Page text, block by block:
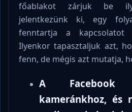
főablakot zárjuk be
jelentkezünk ki, egy
fenntartja a kapcsolatot
Ilyenkor tapasztaljuk azt,
fenn, de mégis azt mutatja,
A Facebook
kameránkhoz, és